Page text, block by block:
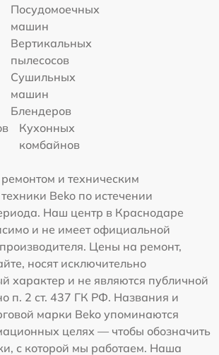
Посудомоечных
машин
Вертикальных
пылесосов
Сушильных
машин
Блендеров
Кухонных
комбайнов
и техническим
Beko по истечении
Наш центр в Краснодаре
и не имеет официальной
Цены на ремонт,
носят исключительно
характер и не являются публичной
п. 2 ст. 437 ГК РФ. Названия и
марки Beko упоминаются
целях — чтобы обозначить
с которой мы работаем. Наша